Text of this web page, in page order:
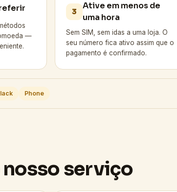
—
3
Ative em menos de
uma hora
Sem SIM, sem idas a uma loja. O
seu número fica ativo assim que o
pagamento é confirmado.
Phone
serviço